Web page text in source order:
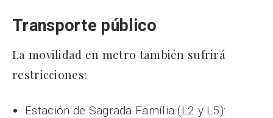
Transporte público
La movilidad en metro también sufrirá
restricciones:
Estación de Sagrada Família (L2 y L5):